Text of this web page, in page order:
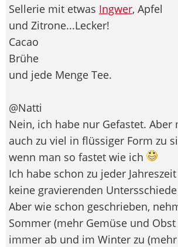
Sellerie mit etwas Ingwer, Apfel
und Zitrone...Lecker!
Cacao
Brühe
und jede Menge Tee.
@Natti
Nein, ich habe nur Gefastet. Aber
auch zu viel in flüssiger Form zu
wenn man so fastet wie ich
Ich habe schon zu jeder
keine gravierenden
Aber wie schon geschrieben,
Sommer (mehr Gemüse und
immer ab und im Winter zu